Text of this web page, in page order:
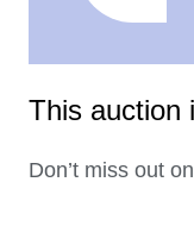
This auction
Don’t miss out